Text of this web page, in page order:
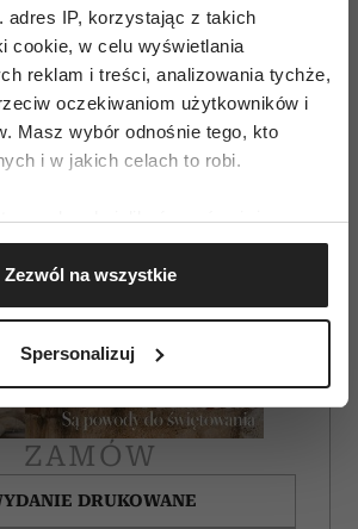
adres IP, korzystając z takich
cookie, w celu wyświetlania
reklam i treści, analizowania tychże,
oczekiwaniom użytkowników i
Masz wybór odnośnie tego, kto
i w jakich celach to robi.
zgodę, chcielibyśmy również:
dane dotyczące Twojej lokalizacji
z dokładnością nawet do kilku metrów
Twoje urządzenie, aktywnie
czyli wirtualny odcisk palca)
oraz ustaw własne preferencje w
. W Deklaracji plików cookie możesz
Zezwól na wszystkie
Spersonalizuj
ZAMÓW
DRUKOWANE